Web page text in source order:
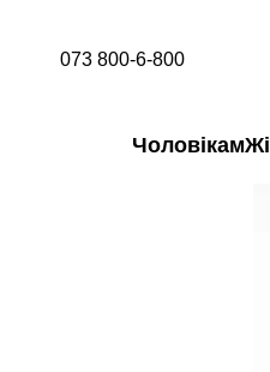
073 800-6-800
Чоловікам